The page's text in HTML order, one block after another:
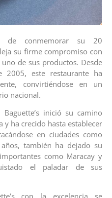
de conmemorar su 20
su firme compromiso con
de sus productos. Desde
este restaurante ha
convirtiéndose en un
nacional.
inició su camino
y ha crecido hasta establecer
en ciudades como
también ha dejado su
como Maracay y
el paladar de sus
con la excelencia se